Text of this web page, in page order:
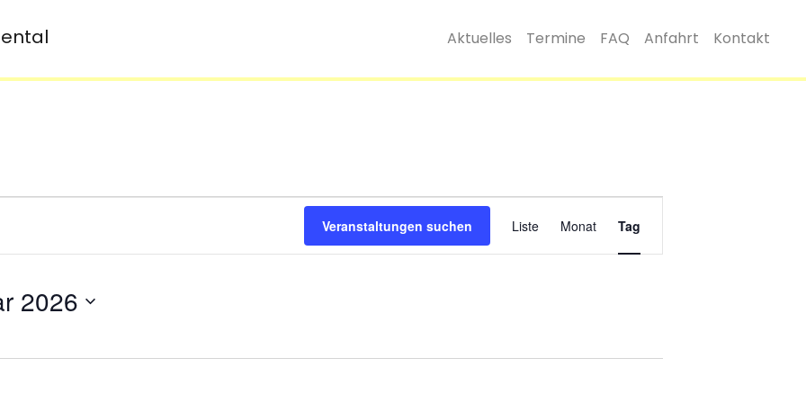
Aktuelles Termine FAQ Anfahrt Kontakt
Veranstaltungen suchen
Ansichten-
Navigation
Liste Monat Tag
2026